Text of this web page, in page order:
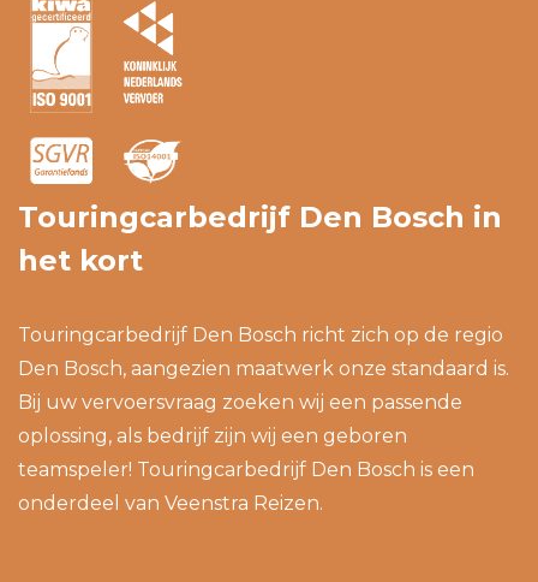
Touringcarbedrijf Den Bosch in
het kort
Touringcarbedrijf Den Bosch richt zich op de regio
Den Bosch, aangezien maatwerk onze standaard is.
Bij uw vervoersvraag zoeken wij een passende
oplossing, als bedrijf zijn wij een geboren
teamspeler! Touringcarbedrijf Den Bosch is een
onderdeel van Veenstra Reizen.